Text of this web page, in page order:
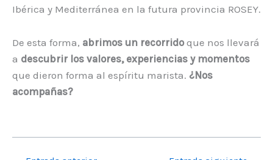
Ibérica y Mediterránea en la futura provincia ROSEY.
De esta forma, abrimos un recorridoque nos llevará
a descubrir los valores, experiencias y momentos
que dieron forma al espíritu marista. ¿Nos
acompañas?